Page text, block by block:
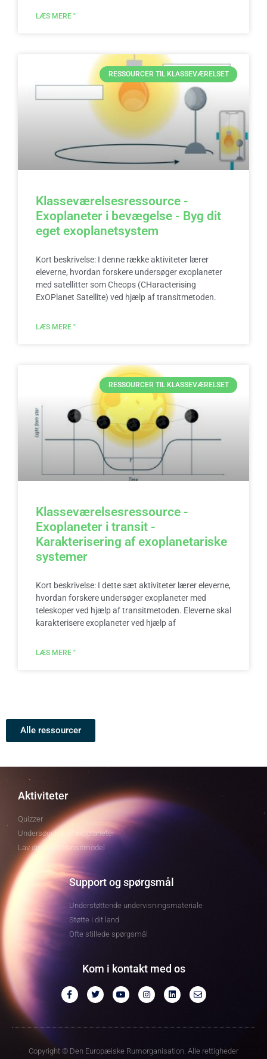
LÆS MERE "
RESSOURCER TIL KLASSEVÆRELSET
Klasseværelsesressource -
Exoplaneter i bevægelse - Byg dit
eget exoplanetsystem
Kort beskrivelse: I denne række aktiviteter lærer
eleverne, hvordan forskere undersøger exoplaneter
med satellitter som Cheops (CHaracterising
ExOPlanet Satellite) ved hjælp af transitmetoden.
LÆS MERE "
RESSOURCER TIL KLASSEVÆRELSET
Klasseværelsesressource -
Exoplaneter i transit -
Karakterisering af exoplanetariske
systemer
Kort beskrivelse: I dette sæt aktiviteter lærer eleverne,
hvordan forskere undersøger exoplaneter med
teleskoper ved hjælp af transitmetoden. Eleverne skal
karakterisere exoplaneter ved hjælp af
LÆS MERE "
Alle ressourcer
Aktiviteter
Quizzer
Undersøgelse af exoplaneter
Lav din egen transitmodel
Support og spørgsmål
Understøttende undervisningsmateriale
Støtte i dit land
Ofte stillede spørgsmål
Kom i kontakt med os
Copyright © Den Europæiske Rumorganisation. Alle rettigheder